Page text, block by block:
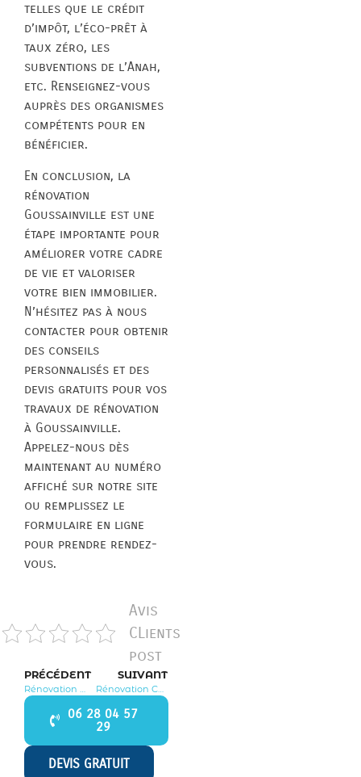
telles que le crédit
d’impôt, l’éco-prêt à
taux zéro, les
subventions de l’Anah,
etc. Renseignez-vous
auprès des organismes
compétents pour en
bénéficier.
En conclusion, la
rénovation
Goussainville est une
étape importante pour
améliorer votre cadre
de vie et valoriser
votre bien immobilier.
N’hésitez pas à nous
contacter pour obtenir
des conseils
personnalisés et des
devis gratuits pour vos
travaux de rénovation
à Goussainville.
Appelez-nous dès
maintenant au numéro
affiché sur notre site
ou remplissez le
formulaire en ligne
pour prendre rendez-
vous.
Avis
CLients
post
PRÉCÉDENT SUIVANT
06 28 04 57
29
DEVIS GRATUIT